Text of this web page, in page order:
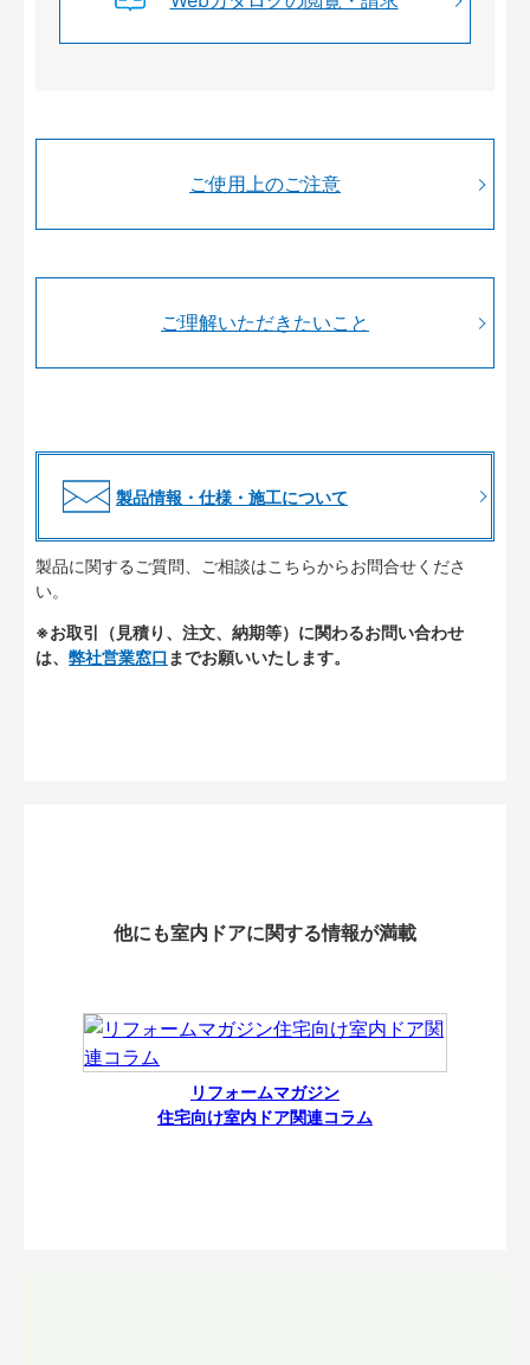
ご使用上のご注意
ご理解いただきたいこと
製品情報・仕様・施工について
製品に関するご質問、ご相談はこちらからお問合せくださ
い。
※お取引（見積り、注文、納期等）に関わるお問い合わせ
は、 弊社営業窓口 までお願いいたします。
他にも室内ドアに関する情報が満載
リフォームマガジン
住宅向け室内ドア関連コラム